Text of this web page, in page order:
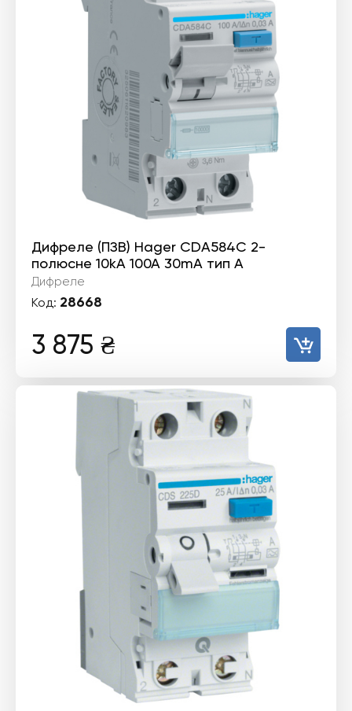
Дифреле (ПЗВ) Hager CDA584C 2-
полюсне 10kА 100А 30mA тип А
Дифреле
Код: 28668
3 875 ₴